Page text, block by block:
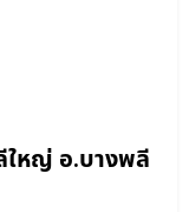
ใหญ่ อ.บางพลี